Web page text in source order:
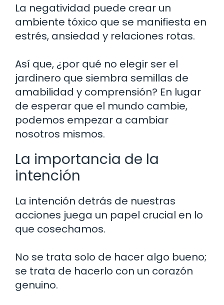
La negatividad puede crear un
ambiente tóxico que se manifiesta en
estrés, ansiedad y relaciones rotas.
Así que, ¿por qué no elegir ser el
jardinero que siembra semillas de
amabilidad y comprensión? En lugar
de esperar que el mundo cambie,
podemos empezar a cambiar
nosotros mismos.
La importancia de la
intención
La intención detrás de nuestras
acciones juega un papel crucial en lo
que cosechamos.
No se trata solo de hacer algo bueno;
se trata de hacerlo con un corazón
genuino.